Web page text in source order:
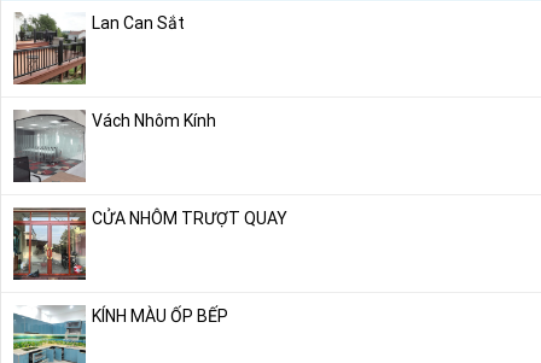
Lan Can Sắt
Vách Nhôm Kính
CỬA NHÔM TRƯỢT QUAY
KÍNH MÀU ỐP BẾP